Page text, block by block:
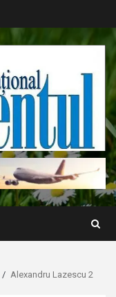
Alexandru Lazescu 2